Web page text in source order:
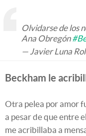
Olvidarse de los
Ana Obregón
— Javier Luna
Beckham le
Otra pelea por amor
a pesar de que entre
me acribillaba a